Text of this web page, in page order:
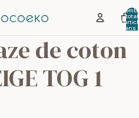
total
dans
de coton
TOG 1